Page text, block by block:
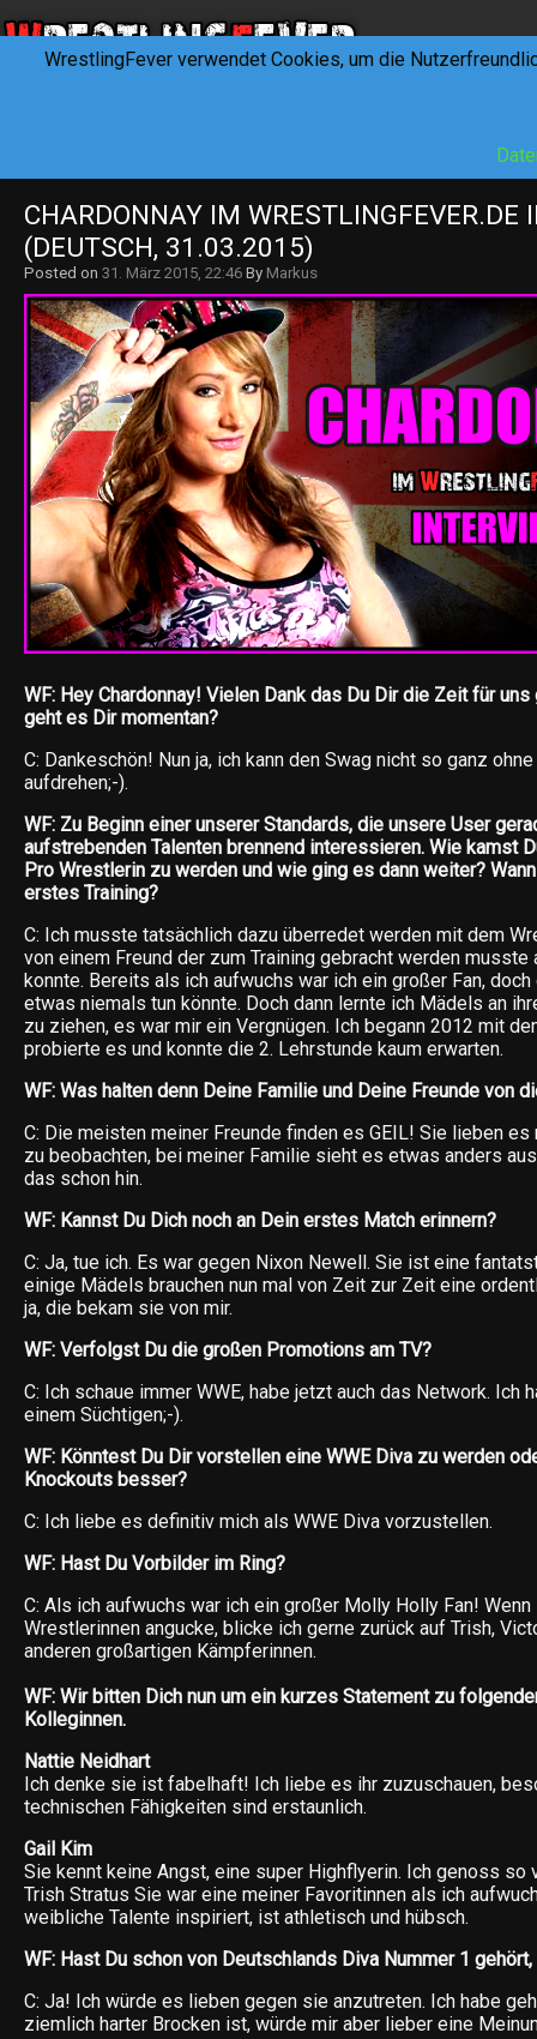
CHARDONNAY IM WRESTLINGFEVER.DE
(DEUTSCH, 31.03.2015)
Posted on 31. März 2015, 22:46 By Markus
WF: Hey Chardonnay! Vielen Dank das Du Dir die Zeit für
geht es Dir momentan?
C: Dankeschön! Nun ja, ich kann den Swag nicht so ganz
aufdrehen;-).
WF: Zu Beginn einer unserer Standards, die unsere User
aufstrebenden Talenten brennend interessieren. Wie kamst
Pro Wrestlerin zu werden und wie ging es dann weiter?
erstes Training?
C: Ich musste tatsächlich dazu überredet werden mit dem
von einem Freund der zum Training gebracht werden musste
konnte. Bereits als ich aufwuchs war ich ein großer Fan,
etwas niemals tun könnte. Doch dann lernte ich Mädels an
zu ziehen, es war mir ein Vergnügen. Ich begann 2012 mit
probierte es und konnte die 2. Lehrstunde kaum erwarten.
WF: Was halten denn Deine Familie und Deine Freunde von
C: Die meisten meiner Freunde finden es GEIL! Sie lieben
zu beobachten, bei meiner Familie sieht es etwas anders
das schon hin.
WF: Kannst Du Dich noch an Dein erstes Match erinnern?
C: Ja, tue ich. Es war gegen Nixon Newell. Sie ist eine
einige Mädels brauchen nun mal von Zeit zur Zeit eine
ja, die bekam sie von mir.
WF: Verfolgst Du die großen Promotions am TV?
C: Ich schaue immer WWE, habe jetzt auch das Network. Ich
einem Süchtigen;-).
WF: Könntest Du Dir vorstellen eine WWE Diva zu werden
Knockouts besser?
C: Ich liebe es definitiv mich als WWE Diva vorzustellen.
WF: Hast Du Vorbilder im Ring?
C: Als ich aufwuchs war ich ein großer Molly Holly Fan!
Wrestlerinnen angucke, blicke ich gerne zurück auf Trish,
anderen großartigen Kämpferinnen.
WF: Wir bitten Dich nun um ein kurzes Statement zu
Kolleginnen.
Nattie Neidhart
Ich denke sie ist fabelhaft! Ich liebe es ihr zuzuschauen,
technischen Fähigkeiten sind erstaunlich.
Gail Kim
Sie kennt keine Angst, eine super Highflyerin. Ich genoss so
Trish Stratus Sie war eine meiner Favoritinnen als ich
weibliche Talente inspiriert, ist athletisch und hübsch.
WF: Hast Du schon von Deutschlands Diva Nummer 1
C: Ja! Ich würde es lieben gegen sie anzutreten. Ich habe
ziemlich harter Brocken ist, würde mir aber lieber eine
WrestlingFever verwendet Cookies, um die